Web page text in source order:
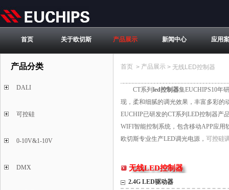
首页 关于欧切斯 产品展示 新闻中心 应用
产品分类
DALI
可控硅
0-10V&1-10V
DMX
首页 > 产品展示 > 无线LED控制器
CT系列 led控制器集EUCHIPS10年
现，柔和细腻的调光效果，丰富多彩的
EUCHIP已研发的CT系列LED控制器产
WIFI智能控制系统，包含移动APP应用
欧切斯专业生产LED调光电源， 可控硅
无线LED控制器
2.4G LED驱动器